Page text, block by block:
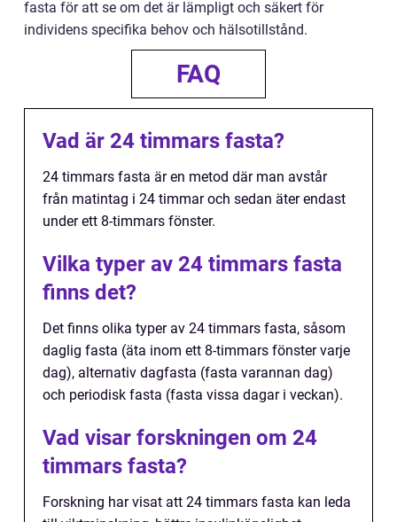
fasta för att se om det är lämpligt och säkert för
individens specifika behov och hälsotillstånd.
FAQ
Vad är 24 timmars fasta?
24 timmars fasta är en metod där man avstår
från matintag i 24 timmar och sedan äter endast
under ett 8-timmars fönster.
Vilka typer av 24 timmars fasta
finns det?
Det finns olika typer av 24 timmars fasta, såsom
daglig fasta (äta inom ett 8-timmars fönster varje
dag), alternativ dagfasta (fasta varannan dag)
och periodisk fasta (fasta vissa dagar i veckan).
Vad visar forskningen om 24
timmars fasta?
Forskning har visat att 24 timmars fasta kan leda